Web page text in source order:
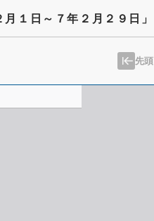
１日～７年２月２９日」
先頭